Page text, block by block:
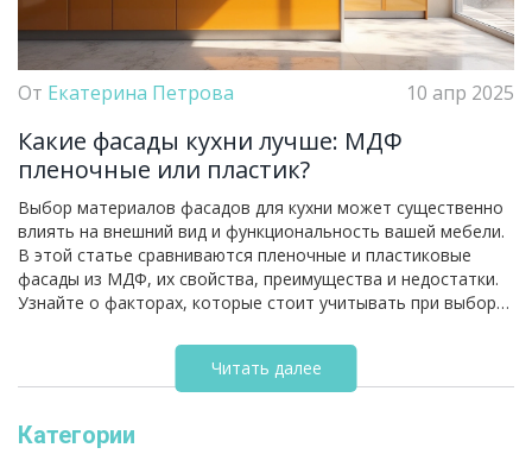
От Екатерина Петрова 10 апр 2025
Какие фасады кухни лучше: МДФ
пленочные или пластик?
Выбор материалов фасадов для кухни может существенно
влиять на внешний вид и функциональность вашей мебели.
В этой статье сравниваются пленочные и пластиковые
фасады из МДФ, их свойства, преимущества и недостатки.
Узнайте о факторах, которые стоит учитывать при выборе,
Это поможет сделать осознанный выбор и создать кухню
Читать далее
Категории